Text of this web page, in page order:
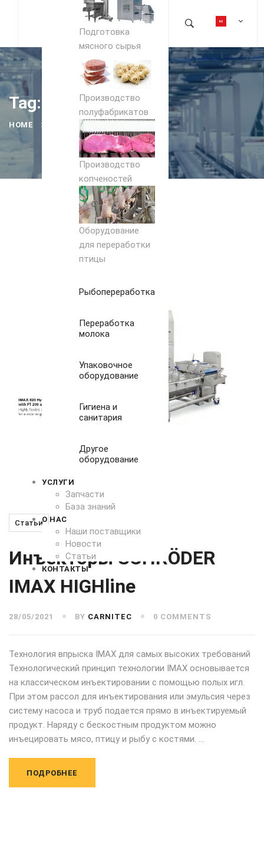
Подготовка
мясного сырья
Производство
полуфабрикатов
Производство
копченостей
Оборудование
для переработки
птицы
Рыбопереработка
Переработка
молока
Упаковочное
оборудование
Гигиена и
санитария
Другое
оборудование
УСЛУГИ
Запчасти
База знаний
О НАС
Наши поставщики
Новости
Статьи
КОНТАКТЫ
Tag: IMAX
HOME
Статьи
Инъекторы SCHRÖDER
IMAX HIGHline
28/05/2021 BY CARNITEC 0 COMMENTS
Технология впрыска IMAX для самых высоких требований
Технологический принцип технологии IMAX основывается
на классическом инъектировании с помощью полых игл.
При этом рассол для инъектирования или эмульсия через
систему насоса и труб подается прямо в инъектируемый
продукт. Наряду с бескостным продуктом можно
инъецировать мясо, птицу и рыбу с костями. …
ПОДРОБНЕЕ